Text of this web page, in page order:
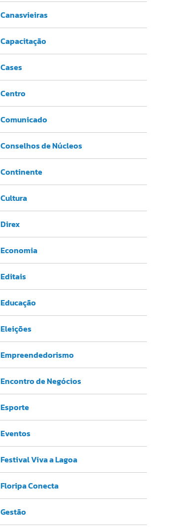
Canasvieiras
Capacitação
Cases
Centro
Comunicado
Conselhos de Núcleos
Continente
Cultura
Direx
Economia
Editais
Educação
Eleições
Empreendedorismo
Encontro de Negócios
Esporte
Eventos
Festival Viva a Lagoa
Floripa Conecta
Gestão